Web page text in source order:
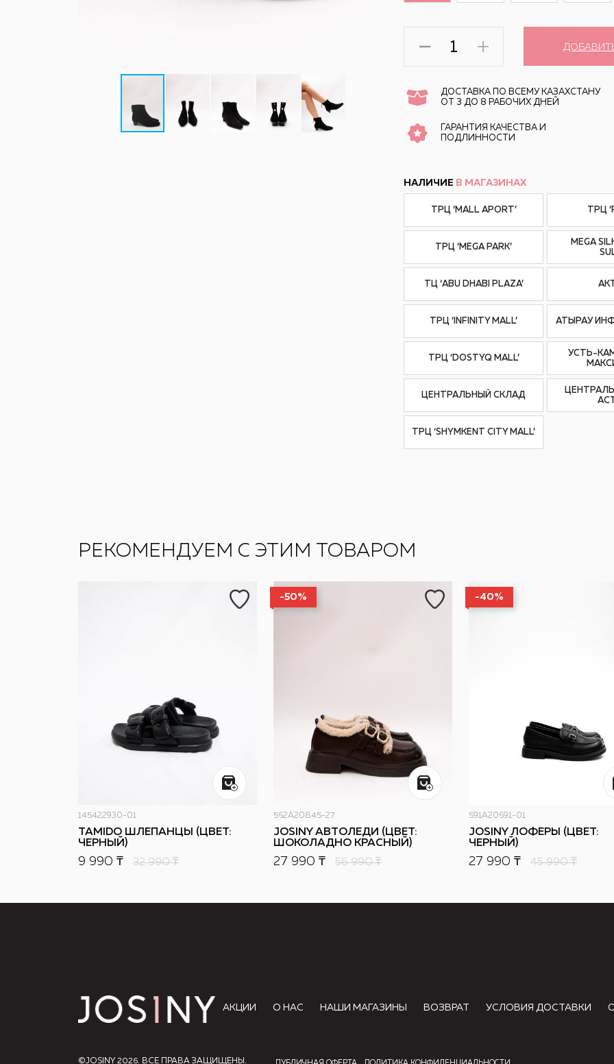
ДОСТАВКА ПО ВСЕМУ КАЗАХСТАНУ
ОТ 3 ДО 8 РАБОЧИХ ДНЕЙ
ГАРАНТИЯ КАЧЕСТВА И
ПОДЛИННОСТИ
НАЛИЧИЕ В МАГАЗИНАХ
ТРЦ ‘MALL APORT’ ТРЦ
ТРЦ ‘MEGA PARK’
MEGA
ТЦ ‘ABU DHABI PLAZA’
ТРЦ ‘INFINITY MALL’ АТЫРАУ
ТРЦ ‘DOSTYQ MALL’
УСТЬ-
ЦЕНТРАЛЬНЫЙ СКЛАД
ТРЦ ‘SHYMKENT CITY MALL’
РЕКОМЕНДУЕМ С ЭТИМ ТОВАРОМ
145422930-01
TAMIDO ШЛЕПАНЦЫ (ЦВЕТ:
ЧЕРНЫЙ)
9 990 ₸ 32 990₸
-50%
562A20845-27
JOSINY АВТОЛЕДИ (ЦВЕТ:
ШОКОЛАДНО КРАСНЫЙ)
27 990 ₸ 56 990₸
-40%
591A20691-01
JOSINY ЛОФЕРЫ (ЦВЕТ:
ЧЕРНЫЙ)
27 990 ₸ 45 990₸
АКЦИИ О НАС НАШИ МАГАЗИНЫ ВОЗВРАТ УСЛОВИЯ ДОСТАВКИ
©JOSINY 2026. ВСЕ ПРАВА ЗАЩИЩЕНЫ.